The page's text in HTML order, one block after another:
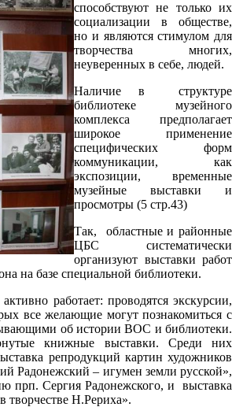
способствуют не только их
социализации в обществе,
но и являются стимулом для
творчества многих,
неуверенных в себе, людей.
Наличие в структуре
библиотеке музейного
комплекса предполагает
широкое применение
специфических форм
коммуникации, как
экспозиции, временные
музейные выставки и
просмотры (5 стр.43)
Так, областные и районные
ЦБС систематически
организуют выставки работ
на базе специальной библиотеки.
работает: проводятся экскурсии,
все желающие могут познакомиться с
об истории ВОС и библиотеки.
книжные выставки. Среди них
репродукций картин художников
Радонежский – игумен земли русской»,
прп. Сергия Радонежского, и выставка
творчестве Н.Рериха».